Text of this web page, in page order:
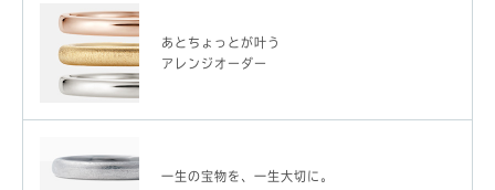
あとちょっとが叶う
アレンジオーダー
一生の宝物を、一生大切に。